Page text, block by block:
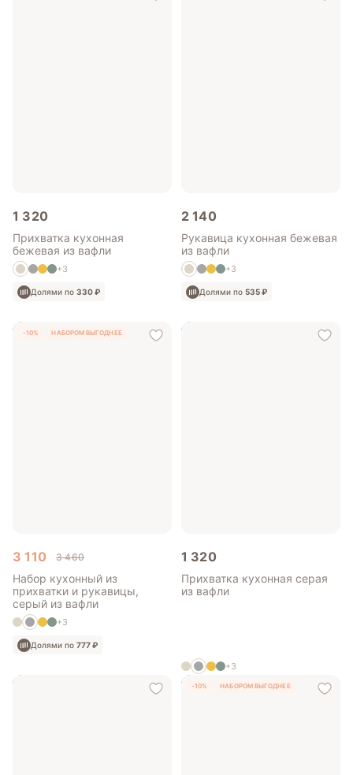
1 320
Прихватка кухонная
бежевая из вафли
+3
Долями по330 ₽
2 140
Рукавица кухонная бежевая
из вафли
+3
Долями по 535 ₽
3 110 3 460
-10% НАБОРОМ ВЫГОДНЕЕ
Набор кухонный из
прихватки и рукавицы,
серый из вафли
+3
Долями по777 ₽
1 320
Прихватка кухонная серая
из вафли
+3
Долями по330 ₽
-10% НАБОРОМ ВЫГОДНЕЕ